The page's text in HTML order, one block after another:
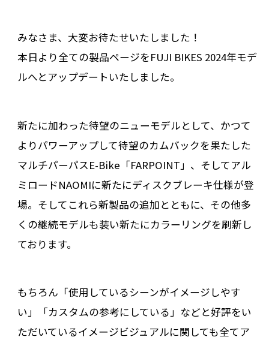
みなさま、大変お待たせいたしました！
本日より全ての製品ページをFUJI BIKES 2024年モデ
ルへとアップデートいたしました。
新たに加わった待望のニューモデルとして、かつて
よりパワーアップして待望のカムバックを果たした
マルチパーパスE-Bike「FARPOINT」、そしてアル
ミロードNAOMIに新たにディスクブレーキ仕様が登
場。そしてこれら新製品の追加とともに、その他多
くの継続モデルも装い新たにカラーリングを刷新し
ております。
もちろん「使用しているシーンがイメージしやす
い」「カスタムの参考にしている」などと好評をい
ただいているイメージビジュアルに関しても全てア